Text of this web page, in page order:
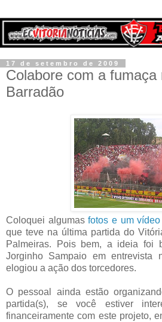
17 de setembro de 2009
Colabore com a fumaça
Barradão
Coloquei algumasfotos e um
que teve na última partida do
Palmeiras. Pois bem, a ideia foi
Jorginho Sampaio em entrevista
elogiou a ação dos torcedores.
O pessoal ainda estão
partida(s), se você estiver
financeiramente com este projeto,